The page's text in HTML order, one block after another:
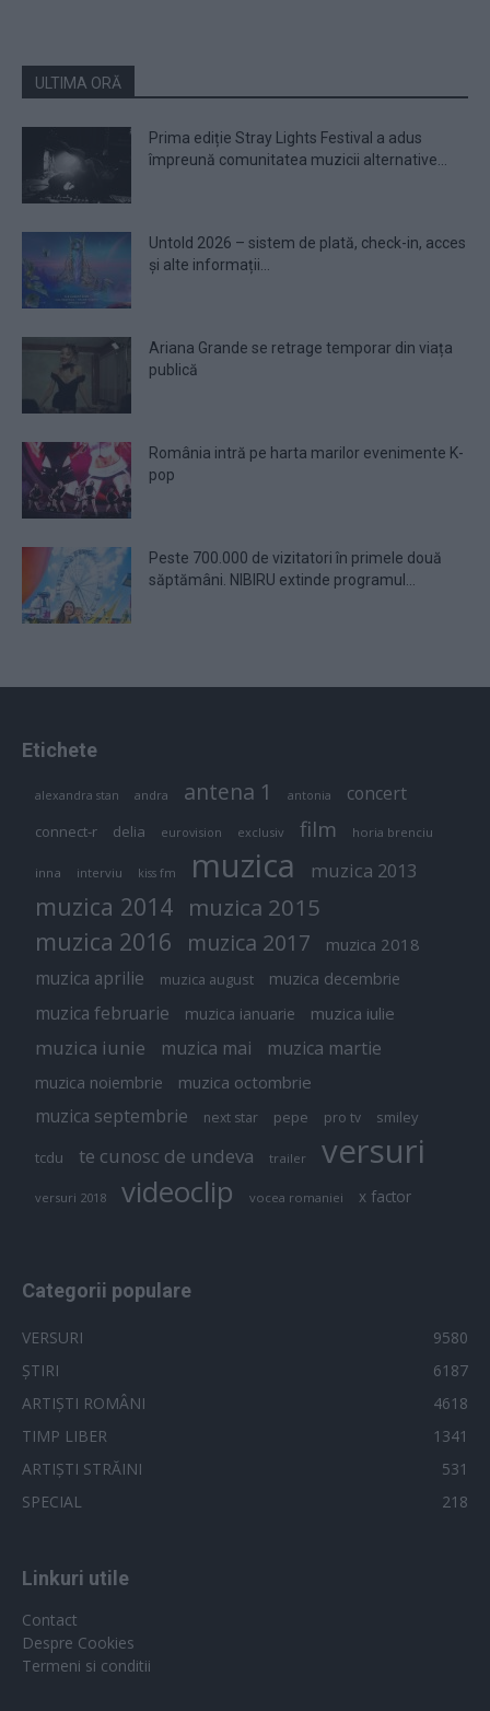
ULTIMA ORĂ
Prima ediție Stray Lights Festival a adus
împreună comunitatea muzicii alternative...
Untold 2026 – sistem de plată, check-in, acces
și alte informații...
Ariana Grande se retrage temporar din viața
publică
România intră pe harta marilor evenimente K-
pop
Peste 700.000 de vizitatori în primele două
săptămâni. NIBIRU extinde programul...
Etichete
alexandra stan andra antena 1 antonia concert
connect-r delia eurovision exclusiv film horia brenciu
inna interviu kiss fm muzica muzica 2013
muzica 2014 muzica 2015
muzica 2016 muzica 2017 muzica 2018
muzica aprilie muzica august muzica decembrie
muzica februarie muzica ianuarie muzica iulie
muzica iunie muzica mai muzica martie
muzica noiembrie muzica octombrie
muzica septembrie next star pepe pro tv smiley
tcdu te cunosc de undeva trailer versuri
versuri 2018 videoclip vocea romaniei x factor
Categorii populare
VERSURI
9580
ȘTIRI
6187
ARTIȘTI ROMÂNI
4618
TIMP LIBER
1341
ARTIȘTI STRĂINI
531
SPECIAL
218
Linkuri utile
Contact
Despre Cookies
Termeni si conditii